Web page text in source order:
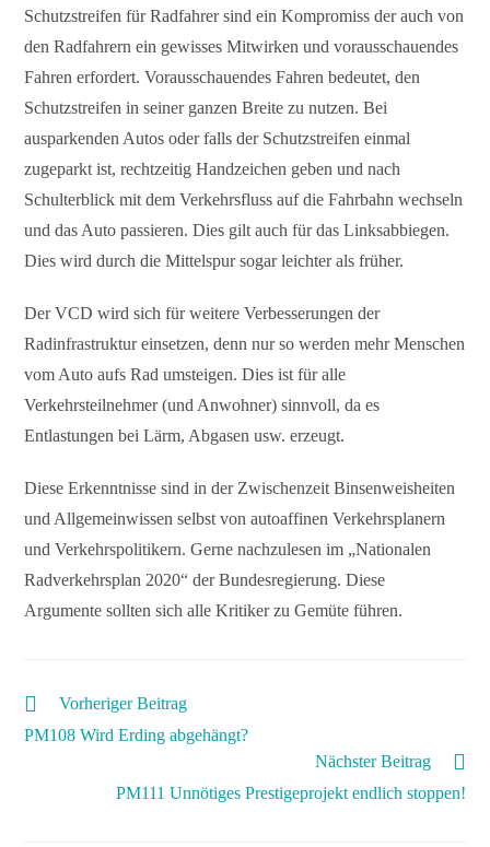
Schutzstreifen für Radfahrer sind ein Kompromiss der auch von
den Radfahrern ein gewisses Mitwirken und vorausschauendes
Fahren erfordert. Vorausschauendes Fahren bedeutet, den
Schutzstreifen in seiner ganzen Breite zu nutzen. Bei
ausparkenden Autos oder falls der Schutzstreifen einmal
zugeparkt ist, rechtzeitig Handzeichen geben und nach
Schulterblick mit dem Verkehrsfluss auf die Fahrbahn wechseln
und das Auto passieren. Dies gilt auch für das Linksabbiegen.
Dies wird durch die Mittelspur sogar leichter als früher.
Der VCD wird sich für weitere Verbesserungen der
Radinfrastruktur einsetzen, denn nur so werden mehr Menschen
vom Auto aufs Rad umsteigen. Dies ist für alle
Verkehrsteilnehmer (und Anwohner) sinnvoll, da es
Entlastungen bei Lärm, Abgasen usw. erzeugt.
Diese Erkenntnisse sind in der Zwischenzeit Binsenweisheiten
und Allgemeinwissen selbst von autoaffinen Verkehrsplanern
und Verkehrspolitikern. Gerne nachzulesen im „Nationalen
Radverkehrsplan 2020“ der Bundesregierung. Diese
Argumente sollten sich alle Kritiker zu Gemüte führen.
Vorheriger Beitrag
PM108 Wird Erding abgehängt?
Nächster Beitrag
PM111 Unnötiges Prestigeprojekt endlich stoppen!